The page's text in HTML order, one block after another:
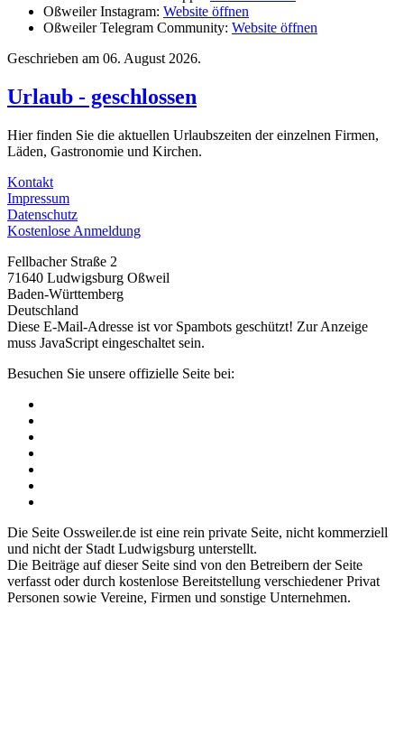
Oßweiler Instagram: Website öffnen
Oßweiler Telegram Community: Website öffnen
Geschrieben am 06. August 2026.
Urlaub - geschlossen
Hier finden Sie die aktuellen Urlaubszeiten der einzelnen Firmen,
Läden, Gastronomie und Kirchen.
Kontakt
Impressum
Datenschutz
Kostenlose Anmeldung
Fellbacher Straße 2
71640 Ludwigsburg Oßweil
Baden-Württemberg
Deutschland
Diese E-Mail-Adresse ist vor Spambots geschützt! Zur Anzeige
muss JavaScript eingeschaltet sein.
Besuchen Sie unsere offizielle Seite bei:
Die Seite Ossweiler.de ist eine rein private Seite, nicht kommerziell
und nicht der Stadt Ludwigsburg unterstellt.
Die Beiträge auf dieser Seite sind von den Betreibern der Seite
verfasst oder durch kostenlose Bereitstellung verschiedener Privat
Personen sowie Vereine, Firmen und sonstige Unternehmen.